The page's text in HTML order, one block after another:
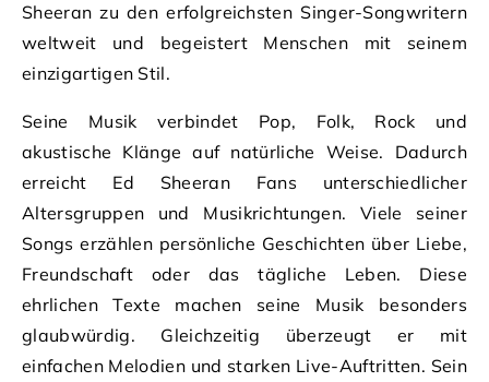
Sheeran zu den erfolgreichsten Singer-Songwritern
weltweit und begeistert Menschen mit seinem
einzigartigen Stil.
Seine Musik verbindet Pop, Folk, Rock und
akustische Klänge auf natürliche Weise. Dadurch
erreicht Ed Sheeran Fans unterschiedlicher
Altersgruppen und Musikrichtungen. Viele seiner
Songs erzählen persönliche Geschichten über Liebe,
Freundschaft oder das tägliche Leben. Diese
ehrlichen Texte machen seine Musik besonders
glaubwürdig. Gleichzeitig überzeugt er mit
einfachen Melodien und starken Live-Auftritten. Sein